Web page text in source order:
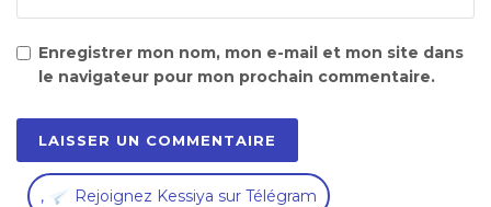
Enregistrer mon nom, mon e-mail et mon site dans
le navigateur pour mon prochain commentaire.
, Rejoignez Kessiya sur Télégram